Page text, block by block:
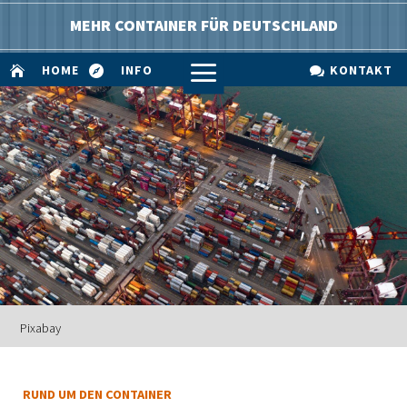
MEHR CONTAINER FÜR DEUTSCHLAND
 HOME  INFO a  KONTAKT
Pixabay
RUND UM DEN CONTAINER